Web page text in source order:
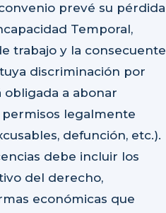
prevé su pérdida
Temporal,
trabajo y la consecuente
discriminación por
a abonar
legalmente
defunción, etc.).
debe incluir los
del derecho,
económicas que